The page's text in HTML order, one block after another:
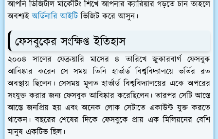
আপনি ডিজিটাল মার্কেটিং শিখে আপনার ক্যারিয়ার গড়তে চান তাহলে
অবশ্যইঅর্ডিনারি আইটিভিজিট করে আসুন।
ফেসবুকের সংক্ষিপ্ত ইতিহাস
২০০৪ সালের ফেব্রুয়ারি মাসের ৪ তারিখে জুকারবার্গ ফেসবুক
আবিষ্কার করেন সে সময় তিনি হার্ভার্ড বিশ্ববিদ্যালয়ে ভর্তির রত
অবস্থায় ছিলেন। সেসময় মূলত হার্ভার্ড বিশ্ববিদ্যালয়ের একে অপরের
সংযুক্ত করার জন্য ফেসবুক আবিষ্কার করেছিলেন। তারপর সেটি আস্তে
আস্তে জনপ্রিয় হয় এবং অনেক লোক সেটাতে একাউন্ট যুক্ত করতে
থাকেন। বছরের শেষের দিকে ফেসবুকে প্রায় এক মিলিয়নের বেশি
মানুষ একটিভ ছিল।